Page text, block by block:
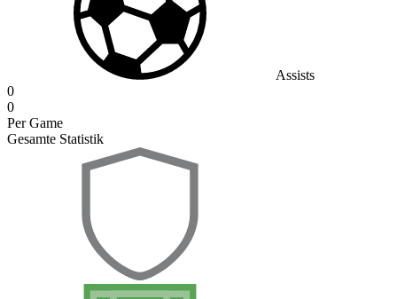
Assists
0
0
Per Game
Gesamte Statistik